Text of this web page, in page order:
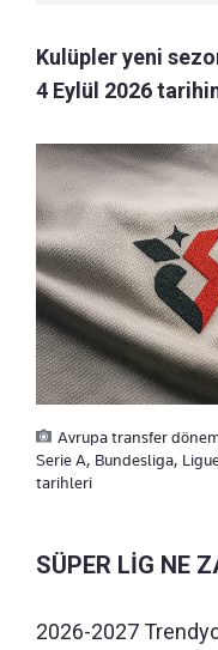
Kulüpler yeni
4 Eylül 2026
Avrupa transfer
Serie A, Bundesliga,
tarihleri
SÜPER LİG NE
2026-2027